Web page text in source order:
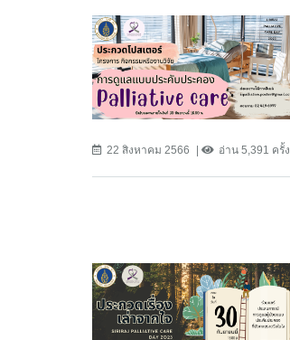
22 สิงหาคม 2566 อ่าน 5,391 ครั้ง